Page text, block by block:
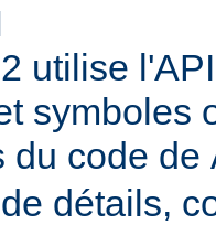
utilise
symboles
du code de
détails,